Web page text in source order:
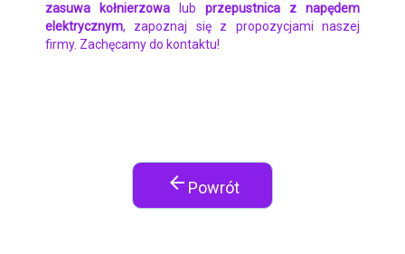
zasuwa kołnierzowa lub przepustnica z napędem
elektrycznym, zapoznaj się z propozycjami naszej
firmy. Zachęcamy do kontaktu!
arrow_back Powrót